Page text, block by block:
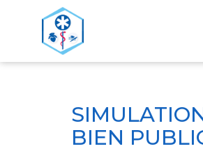
ACCUEIL
BIEN